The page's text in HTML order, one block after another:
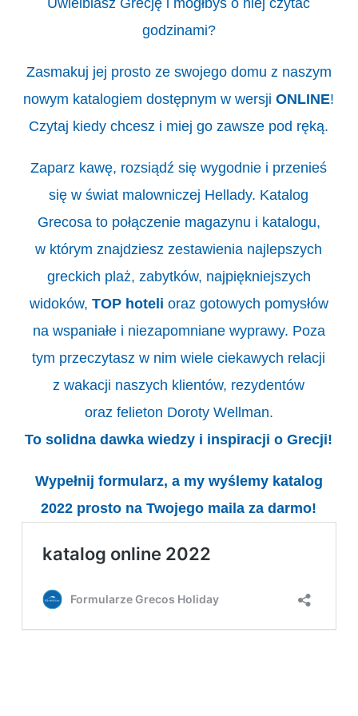
godzinami?
Zasmakuj jej prosto ze swojego domu z naszym
nowym katalogiem dostępnym w wersjiONLINE!
Czytaj kiedy chcesz i miej go zawsze pod ręką.
Zaparz kawę, rozsiądź się wygodnie i przenieś
się w świat malowniczej Hellady. Katalog
Grecosa to połączenie magazynu i katalogu,
w którym znajdziesz zestawienia najlepszych
greckich plaż, zabytków, najpiękniejszych
widoków, TOP hoteli oraz gotowych pomysłów
na wspaniałe i niezapomniane wyprawy. Poza
tym przeczytasz w nim wiele ciekawych relacji
z wakacji naszych klientów, rezydentów
oraz felieton Doroty Wellman.
To solidna dawka wiedzy i inspiracji o Grecji!
Wypełnij formularz, a my wyślemy katalog
2022 prosto na Twojego maila za darmo!